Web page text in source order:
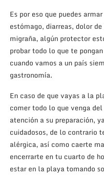
Es por eso que puedes
estómago, diarreas, dolor
migraña, algún protector
probar todo lo que te
cuando vamos a un país
gastronomía.
En caso de que vayas a la
comer todo lo que venga
atención a su preparación,
cuidadosos, de lo contrario
alérgica, así como caerte
encerrarte en tu cuarto de
estar en la playa tomando